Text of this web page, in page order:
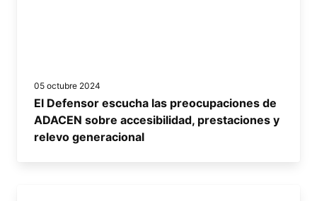
05 octubre 2024
El Defensor escucha las preocupaciones de
ADACEN sobre accesibilidad, prestaciones y
relevo generacional